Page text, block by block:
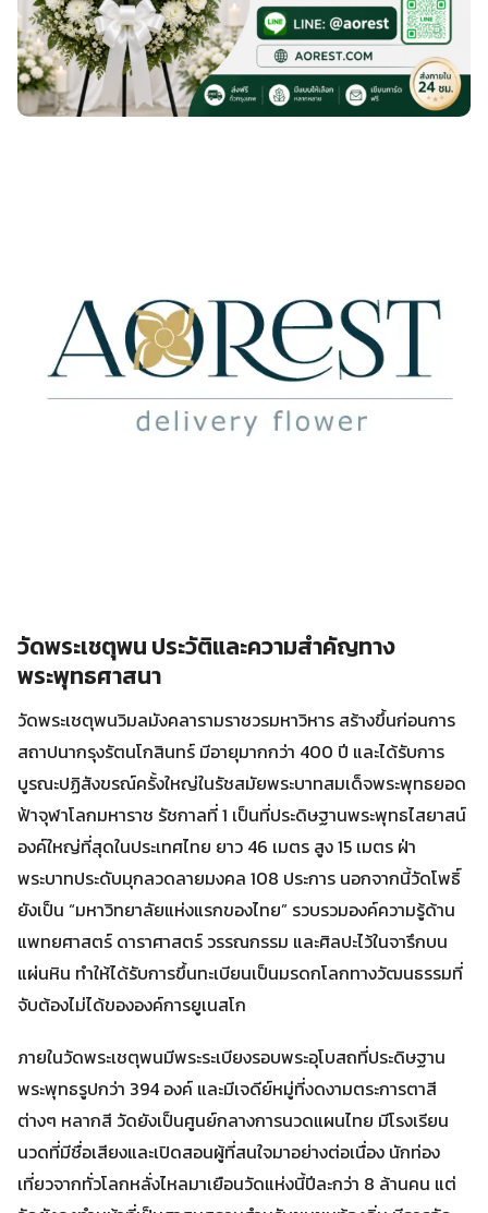
วัดพระเชตุพน ประวัติและความสำคัญทาง
พระพุทธศาสนา
วัดพระเชตุพนวิมลมังคลารามราชวรมหาวิหาร สร้างขึ้นก่อนการ
สถาปนากรุงรัตนโกสินทร์ มีอายุมากกว่า 400 ปี และได้รับการ
บูรณะปฏิสังขรณ์ครั้งใหญ่ในรัชสมัยพระบาทสมเด็จพระพุทธยอด
ฟ้าจุฬาโลกมหาราช รัชกาลที่ 1 เป็นที่ประดิษฐานพระพุทธไสยาสน์
องค์ใหญ่ที่สุดในประเทศไทย ยาว 46 เมตร สูง 15 เมตร ฝ่า
พระบาทประดับมุกลวดลายมงคล 108 ประการ นอกจากนี้วัดโพธิ์
ยังเป็น “มหาวิทยาลัยแห่งแรกของไทย” รวบรวมองค์ความรู้ด้าน
แพทยศาสตร์ ดาราศาสตร์ วรรณกรรม และศิลปะไว้ในจารึกบน
แผ่นหิน ทำให้ได้รับการขึ้นทะเบียนเป็นมรดกโลกทางวัฒนธรรมที่
จับต้องไม่ได้ขององค์การยูเนสโก
ภายในวัดพระเชตุพนมีพระระเบียงรอบพระอุโบสถที่ประดิษฐาน
พระพุทธรูปกว่า 394 องค์ และมีเจดีย์หมู่ที่งดงามตระการตาสี
ต่างๆ หลากสี วัดยังเป็นศูนย์กลางการนวดแผนไทย มีโรงเรียน
นวดที่มีชื่อเสียงและเปิดสอนผู้ที่สนใจมาอย่างต่อเนื่อง นักท่อง
เที่ยวจากทั่วโลกหลั่งไหลมาเยือนวัดแห่งนี้ปีละกว่า 8 ล้านคน แต่